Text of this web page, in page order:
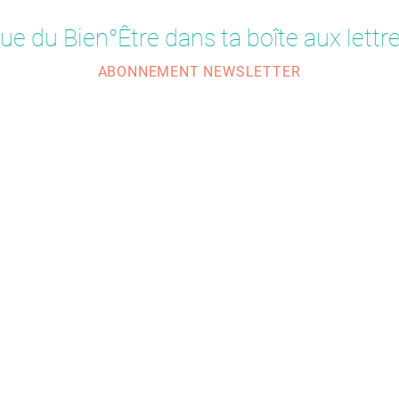
du Bien°Être dans ta boîte aux
ABONNEMENT NEWSLETTER